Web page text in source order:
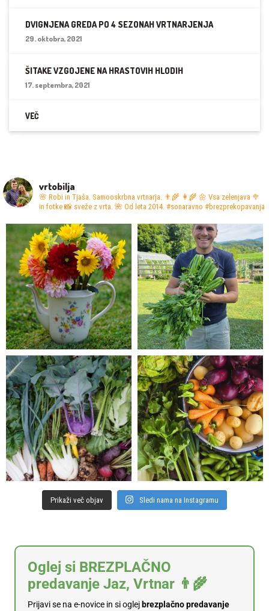
DVIGNJENA GREDA PO 4 SEZONAH VRTNARJENJA
29. oktobra, 2021
ŠITAKE VZGOJENE NA HRASTOVIH HLODIH
17. septembra, 2021
VEČ
vrtobilja
🌸 Robi in Tjaša. Samooskrbna vrtnarja. 👨‍🌾 👩‍🌾 🌼 Vsa zelenjava 🥦
in fotke 📸 sveže z vrta. 🌺 Od leta 2014. #sonaravno #brezprekopavanja
Prikaži več objav Sledi nama na Instagramu
Oglej si BREZPLAČNO
predavanje Jaz, Vrtnar 👨‍🌾
Prijavi se na e-novice in si oglej brezplačno predavanje